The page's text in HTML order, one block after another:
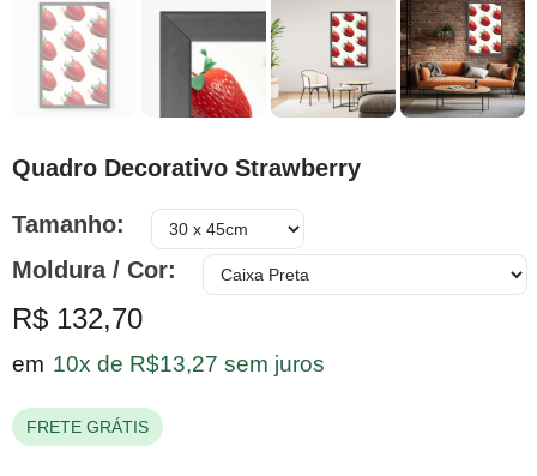
Quadro Decorativo Strawberry
Tamanho
Moldura / Cor
R$ 132,70
em 10x de R$13,27 sem juros
FRETE GRÁTIS